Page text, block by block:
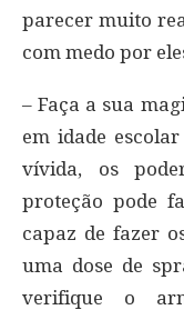
parecer muito
com medo por
– Faça a sua
em idade
vívida, os
proteção pode
capaz de fazer
uma dose de
verifique o